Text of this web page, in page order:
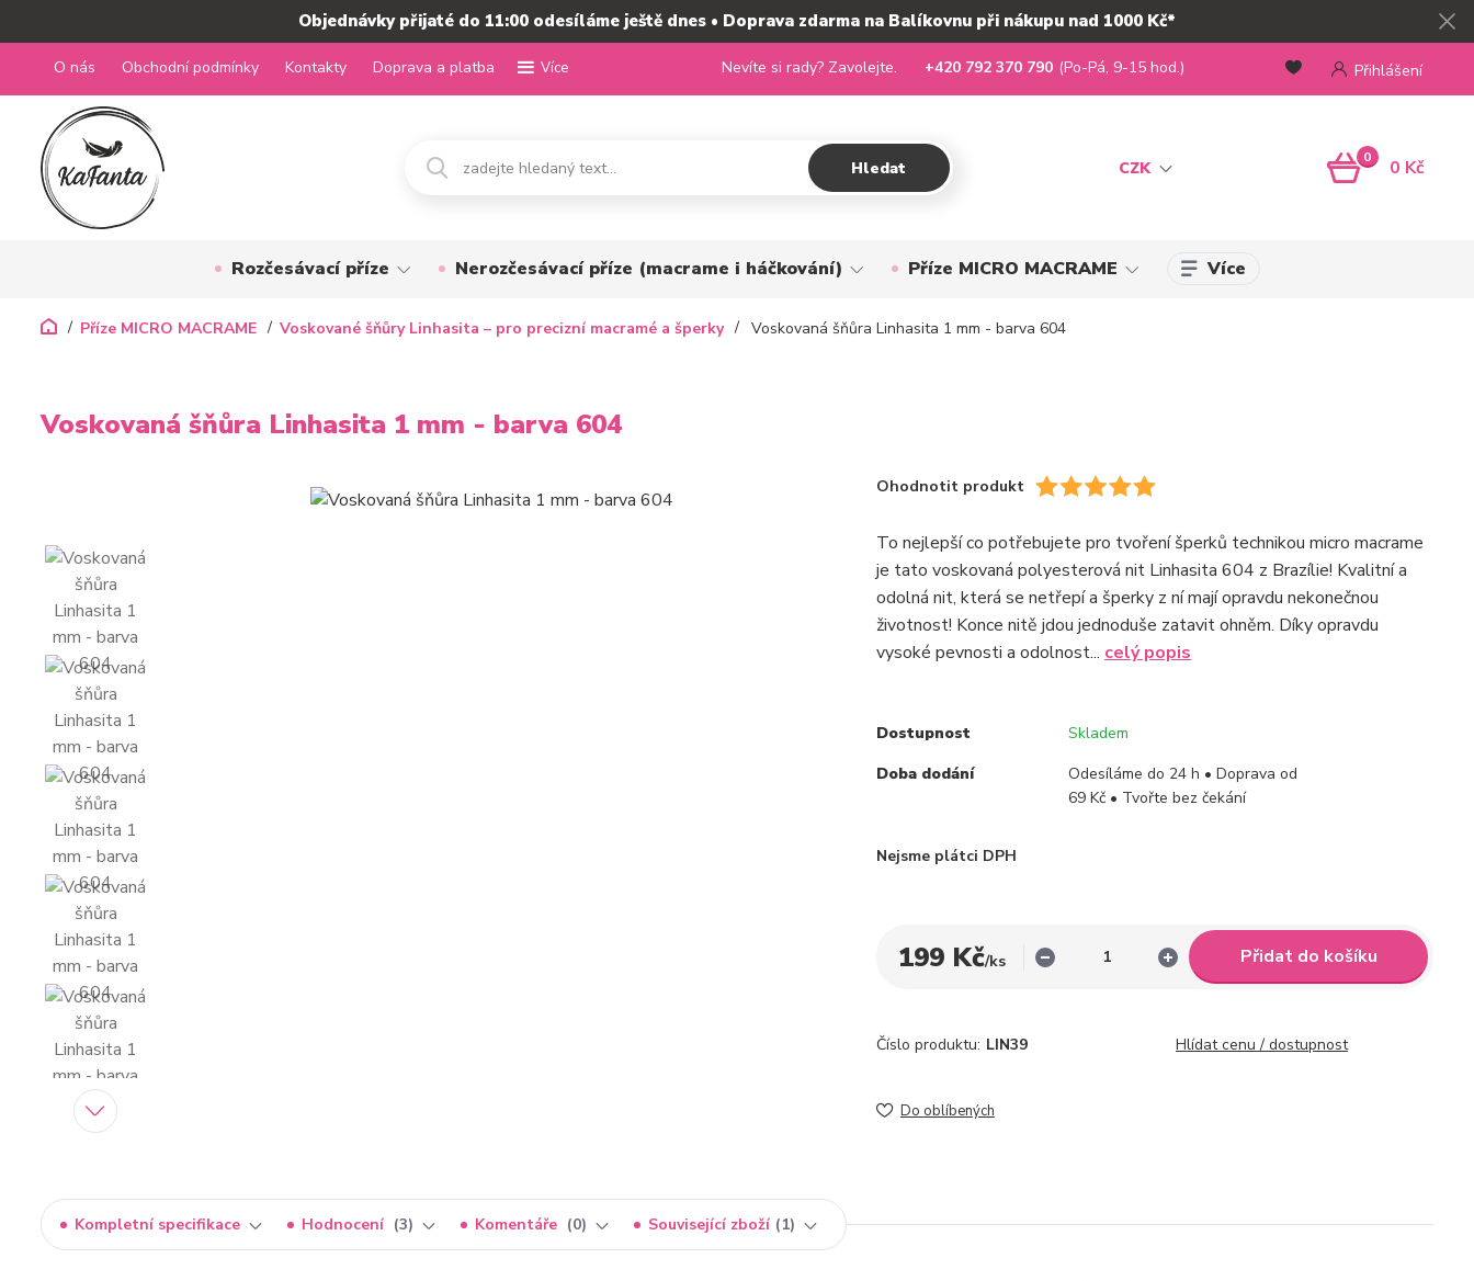
Objednávky přijaté do 11:00 odesíláme ještě dnes • Doprava zdarma na Balíkovnu při nákupu nad 1000 Kč*
O nás Obchodní podmínky Kontakty Doprava a platba Více
CZK
Přihlášení
Hledat
Nevíte si rady? Zavolejte. +420 792 370 790 (Po-Pá, 9-15 hod.)
0 0 Kč
Rozčesávací příze Nerozčesávací příze (macrame i háčkování) Příze MICRO MACRAME Více
Příze MICRO MACRAME Voskované šňůry Linhasita – pro precizní macramé a šperky Voskovaná šňůra Linhasita 1 mm - barva 604
Voskovaná šňůra Linhasita 1 mm - barva 604
Ohodnotit produkt
To nejlepší co potřebujete pro tvoření šperků technikou micro macrame
je tato voskovaná polyesterová nit Linhasita 604 z Brazílie! Kvalitní a
odolná nit, která se netřepí a šperky z ní mají opravdu nekonečnou
životnost! Konce nitě jdou jednoduše zatavit ohněm. Díky opravdu
vysoké pevnosti a odolnost... celý popis
Dostupnost
Skladem
Doba dodání
Odesíláme do 24 h • Doprava od
69 Kč • Tvořte bez čekání
Nejsme plátci DPH
199 Kč/ks Přidat do košíku
Číslo produktu: LIN39 Hlídat cenu / dostupnost
Do oblíbených
Kompletní specifikace Hodnocení 3 Komentáře 0 Související zboží 1